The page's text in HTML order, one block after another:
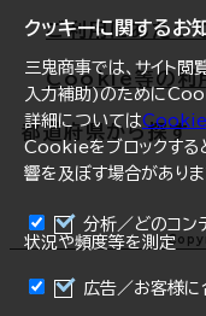
クッキーに関するお
三鬼商事では、サイト閲
入力補助)のために
詳細についてはCookie
Cookieをブロックする
響を及ぼす場合がありま
分析／どのコン
状況や頻度等を測定
広告／お客様に
仙台
横浜
福岡
オフィスリポート
ログイン
ご利用にあたっ
Cookie等の利
都道府県から探す
北海道
青森県